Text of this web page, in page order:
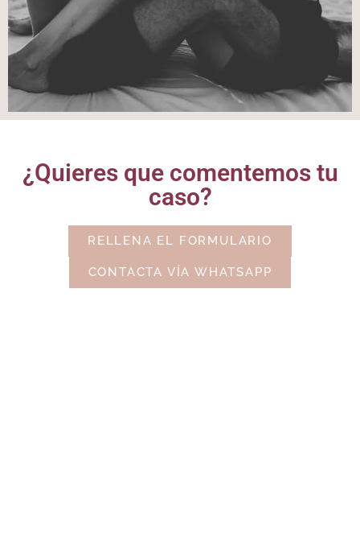
¿Quieres que comentemos tu
caso?
RELLENA EL FORMULARIO
CONTACTA VÍA WHATSAPP